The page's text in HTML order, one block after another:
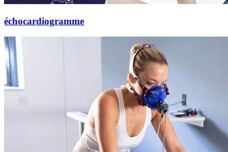
échocardiogramme